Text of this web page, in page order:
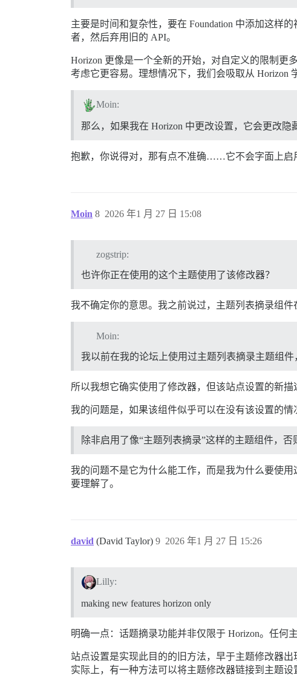
主要是时间和复杂性，要在 Foundation 中添加这
者，然后弃用旧的 API。
Horizon 更像是一个全新的开始，对自定义的限制
考虑它更容易。理想情况下，我们会吸取从 Horizon
Moin:
那么，如果我在 Horizon 中更改设置，它会更改隐
抱歉，你说得对，那有点不准确……它不会字面上
Moin 2026 年1 月 27 日 15:08
8
zogstrip:
也许你正在使用的这个主题使用了该修改器？
我不确定你的意思。我之前说过，主题列表摘录组件
Moin:
我以前在我的论坛上使用过主题列表摘录主题组件
所以我想它确实使用了修改器，但该站点设置的新
我的问题是，如果该组件似乎可以在没有该设置的
除非启用了像“主题列表摘录”这样的主题组件，否
我的问题不是它为什么能工作，而是我为什么要使
要理解了。
david (David Taylor) 2026 年1 月 27 日 15:26
9
Lilly:
making new features horizon only
明确一点：话题摘录功能并非仅限于 Horizon。任何
站点设置是实现此目的的旧方法，早于主题修改器
实际上，有一种方法可以将主题修改器链接到主题设